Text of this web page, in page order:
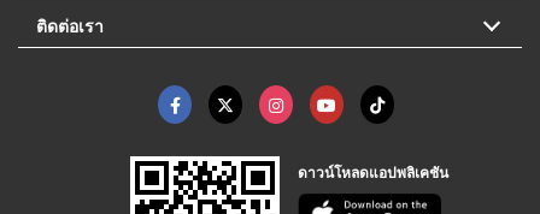
ติดต่อเรา
ดาวน์โหลดแอปพลิเคชัน